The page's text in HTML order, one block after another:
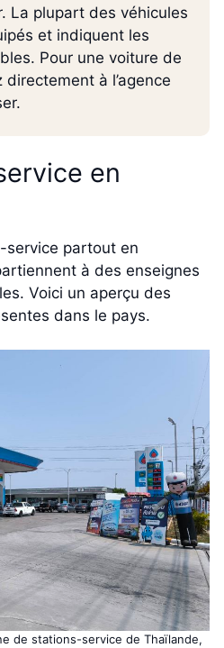
La plupart des véhicules
et indiquent les
Pour une voiture de
à l’agence
en
service partout en
à des enseignes
Voici un aperçu des
dans le pays.
de stations-service de Thaïlande,